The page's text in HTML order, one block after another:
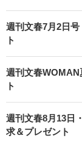
週刊文春7月2日
ト
週刊文春
ト
週刊文春8月13日
求＆プレゼント